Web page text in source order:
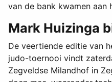
van de bank kwamen
Mark Huizinga
De veertiende editie van
judo-toernooi vindt
Zegveldse Milandhof in